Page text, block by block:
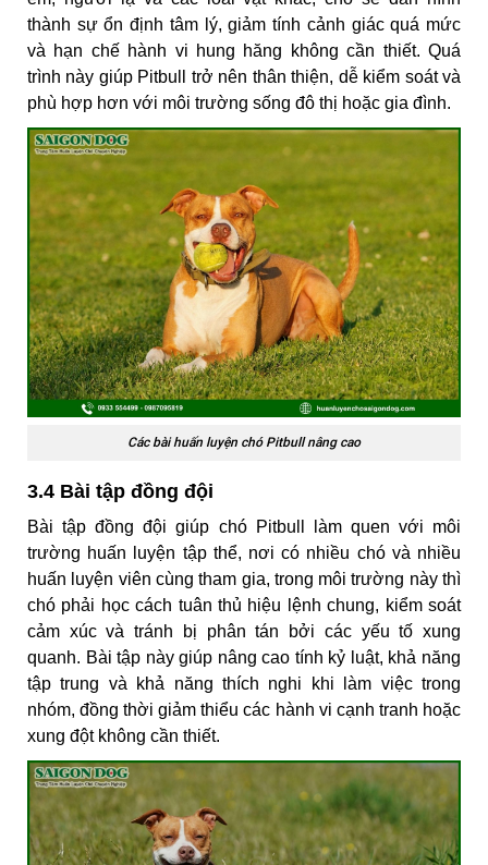
thành sự ổn định tâm lý, giảm tính cảnh giác quá mức
và hạn chế hành vi hung hăng không cần thiết. Quá
trình này giúp Pitbull trở nên thân thiện, dễ kiểm soát và
phù hợp hơn với môi trường sống đô thị hoặc gia đình.
Các bài huấn luyện chó Pitbull nâng cao
3.4 Bài tập đồng đội
Bài tập đồng đội giúp chó Pitbull làm quen với môi
trường huấn luyện tập thể, nơi có nhiều chó và nhiều
huấn luyện viên cùng tham gia, trong môi trường này thì
chó phải học cách tuân thủ hiệu lệnh chung, kiểm soát
cảm xúc và tránh bị phân tán bởi các yếu tố xung
quanh. Bài tập này giúp nâng cao tính kỷ luật, khả năng
tập trung và khả năng thích nghi khi làm việc trong
nhóm, đồng thời giảm thiểu các hành vi cạnh tranh hoặc
xung đột không cần thiết.